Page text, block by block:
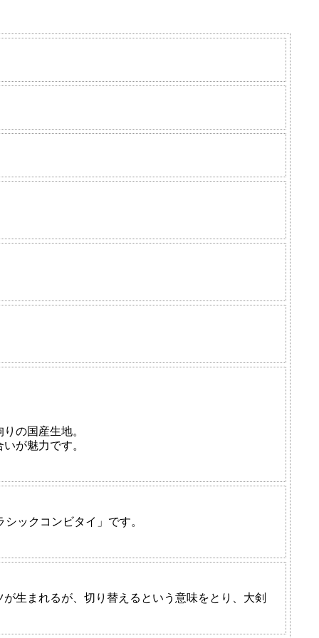
の国産生地。
が魅力です。
ックコンビタイ」です。
生まれるが、切り替えるという意味をとり、大剣